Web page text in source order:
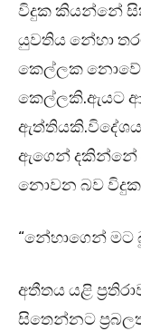
විදුක කියන්නේ
යුවතිය නේහා
කෙල්ලක
කෙල්ලකි.ඇයට
ඇගෙන් දකින්නේ
නොවන බව
“නේහාගෙන් මට
අතීතය යළි
සිතෙන්නට